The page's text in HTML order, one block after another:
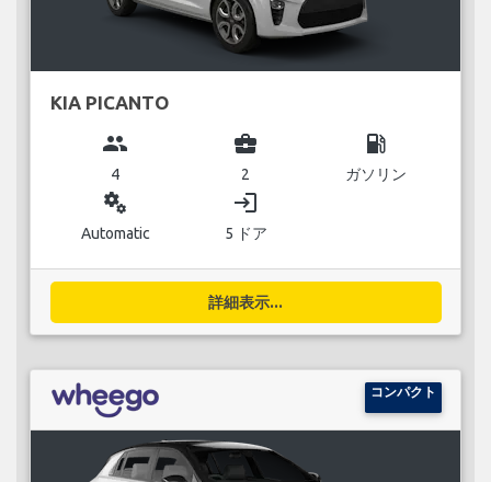
KIA PICANTO
group
4
business_center
2
local_gas_station
ガソリン
miscellaneous_services
Automatic
login
5 ドア
詳細表示...
コンパクト